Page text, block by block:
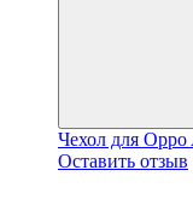
Чехол для Oppo
Оставить отзыв